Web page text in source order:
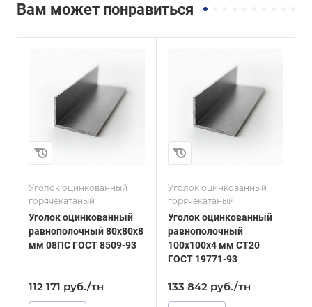
Вам может понравиться
Уголок оцинкованный
горячекатаный
Уголок оцинкованный
равнополочный 80х80х8
мм 08ПС ГОСТ 8509-93
112 171 руб./тн
Равнополочный
Высота, мм
100
Толщина, мм
ГОСТ, ТУ
ГОСТ 19771-93
Покрытие
Оцинкованное
Уголок оцинкованный
горячекатаный
Уголок оцинкованный
равнополочный
100х100х4 мм СТ20
ГОСТ 19771-93
133 842 руб./тн
Равнополочный
Высота, мм
100
Толщина, мм
ГОСТ, ТУ
ГОСТ 8509-93
Покрытие
Оцинкованное